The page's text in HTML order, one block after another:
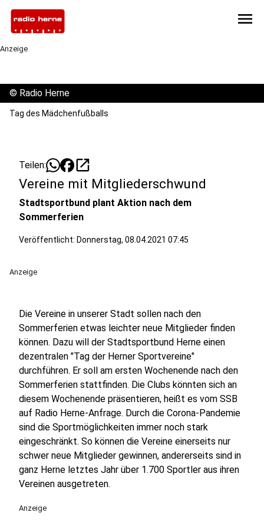
menu
Anzeige
© Radio Herne
Tag des Mädchenfußballs
Teilen: open_in_new
Vereine mit Mitgliederschwund
Stadtsportbund plant Aktion nach dem
Sommerferien
Veröffentlicht: Donnerstag, 08.04.2021 07:45
Anzeige
Die Vereine in unserer Stadt sollen nach den
Sommerferien etwas leichter neue Mitglieder finden
können. Dazu will der Stadtsportbund Herne einen
dezentralen "Tag der Herner Sportvereine"
durchführen. Er soll am ersten Wochenende nach den
Sommerferien stattfinden. Die Clubs könnten sich an
diesem Wochenende präsentieren, heißt es vom SSB
auf Radio Herne-Anfrage. Durch die Corona-Pandemie
sind die Sportmöglichkeiten immer noch stark
eingeschränkt. So können die Vereine einerseits nur
schwer neue Mitglieder gewinnen, andererseits sind in
ganz Herne letztes Jahr über 1.700 Sportler aus ihren
Vereinen ausgetreten.
Anzeige